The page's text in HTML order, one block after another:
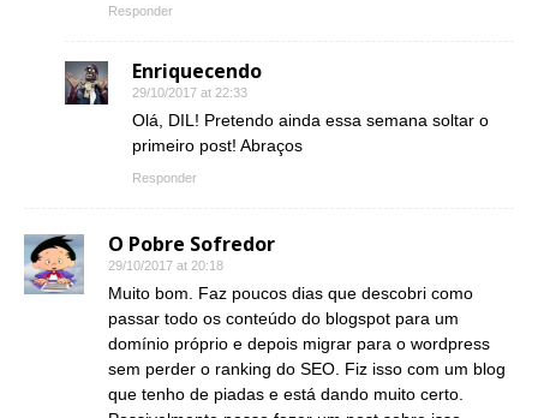
Responder
Enriquecendo
29/10/2017 at 22:33
Olá, DIL! Pretendo ainda essa semana soltar o
primeiro post! Abraços
Responder
O Pobre Sofredor
29/10/2017 at 20:18
Muito bom. Faz poucos dias que descobri como
passar todo os conteúdo do blogspot para um
domínio próprio e depois migrar para o wordpress
sem perder o ranking do SEO. Fiz isso com um blog
que tenho de piadas e está dando muito certo.